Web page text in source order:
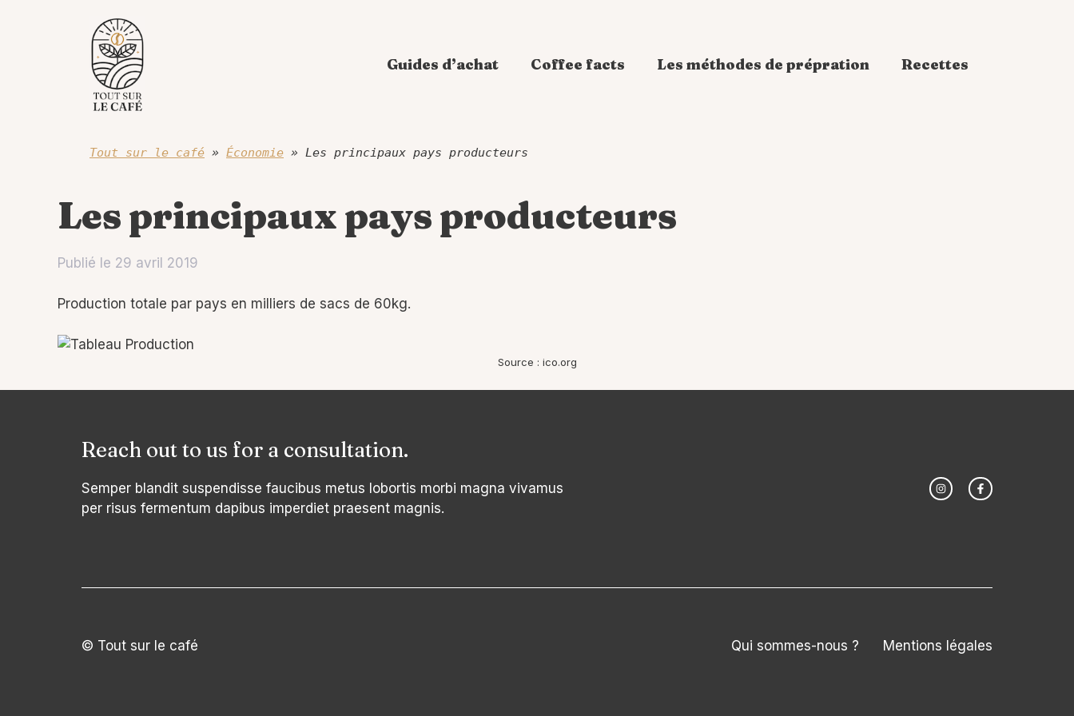
Guides d’achat Coffee facts Les méthodes de prépration Recettes
Tout sur le café » Économie » Les principaux pays producteurs
Les principaux pays producteurs
Publié le 29 avril 2019
Production totale par pays en milliers de sacs de 60kg.
Source : ico.org
Reach out to us for a consultation.
Semper blandit suspendisse faucibus metus lobortis morbi magna vivamus
per risus fermentum dapibus imperdiet praesent magnis.
© Tout sur le café Qui sommes-nous ? Mentions légales